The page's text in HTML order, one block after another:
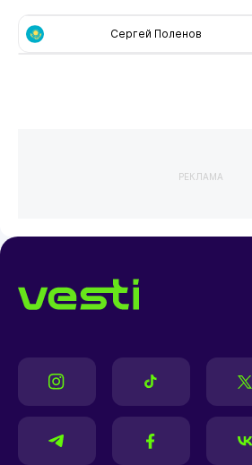
Сергей Поленов
РЕКЛАМА